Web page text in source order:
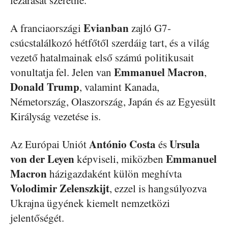
A franciaországi Evianbanzajló G7-
csúcstalálkozó hétfőtől szerdáig tart, és a világ
vezető hatalmainak első számú politikusait
vonultatja fel. Jelen van Emmanuel Macron,
Donald Trump, valamint Kanada,
Németország, Olaszország, Japán és az Egyesült
Királyság vezetése is.
Az Európai UniótAntónio Costa ésUrsula
von der Leyenképviseli, miközben Emmanuel
Macronházigazdaként külön meghívta
Volodimir Zelenszkijt, ezzel is hangsúlyozva
Ukrajna ügyének kiemelt nemzetközi
jelentőségét.